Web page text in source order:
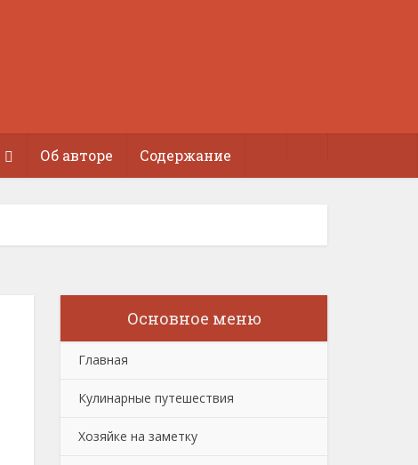
Об авторе Содержание
Основное меню
Главная
Кулинарные путешествия
Хозяйке на заметку